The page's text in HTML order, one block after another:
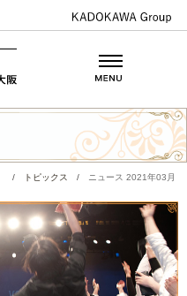
/ トピックス / ニュース 2021年03月